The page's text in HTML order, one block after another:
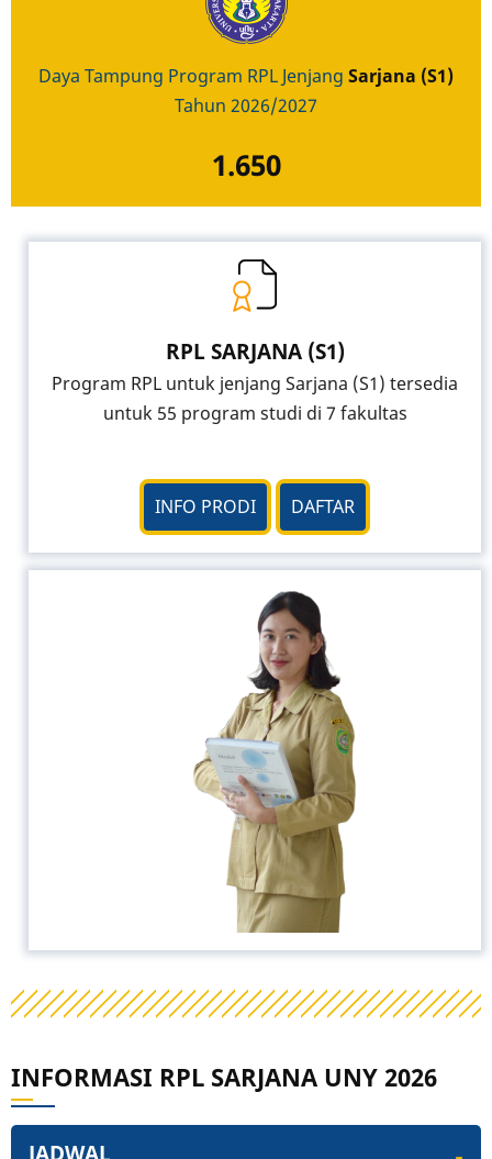
Daya Tampung Program RPL Jenjang Sarjana (S1)
Tahun 2026/2027
1.650
RPL SARJANA (S1)
Program RPL untuk jenjang Sarjana (S1) tersedia
untuk 55 program studi di 7 fakultas
INFO PRODI DAFTAR
INFORMASI RPL SARJANA UNY 2026